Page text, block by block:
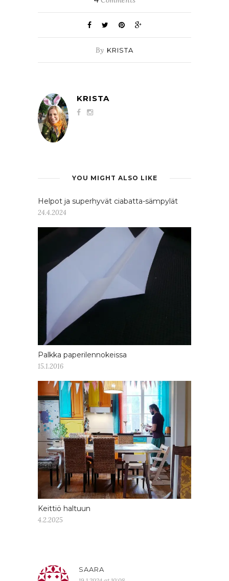
By KRISTA
KRISTA
YOU MIGHT ALSO LIKE
Helpot ja superhyvät ciabatta-sämpylät
24.4.2024
Palkka paperilennokeissa
15.1.2016
Keittiö haltuun
4.2.2025
SAARA